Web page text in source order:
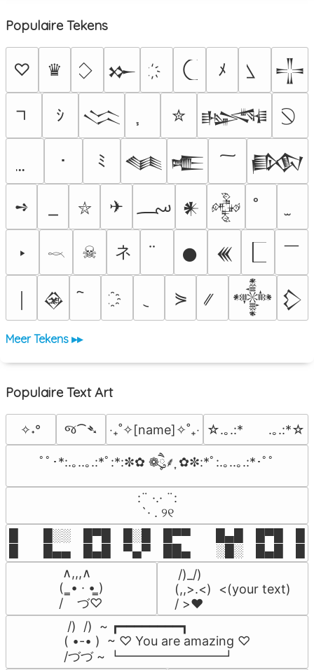
Populaire Tekens
♡ ♛ 𒁍 ﾒ 𒋲
ｼ 𒈱 ✮ 𒈙
･ ﾐ 𒈝 𒍫 𒁃
➺ ⛥ ✈ ؄ 𒀭 𒅒
‣ 𓎖 ☠ ネ 𒊹 𒌍 ￣
𒊲 ⋟ 𒀱 𒁷
Meer Tekens ▸▸
Populaire Text Art
✧˖° જ⁀➴ ‎‧₊˚✧[name]✧˚₊‧ ☆.｡.:*　　.｡.:*☆
ﾟﾟ･*:.｡..｡.:*ﾟ:*:✼✿ ❁ཻུ۪۪⸙͎ ✿✼:*ﾟ:.｡..｡.:*･ﾟﾟ
⠀:¨ ·.· ¨:⠀
⠀ `· . ୨୧⠀
█  █░░ █▀█ █░█ █▀▀  █▄█ █▀█
█  █▄▄ █▄█ ▀▄▀ ██▄  ░█░ █▄█
∧,,,∧
(  ̳• · • ̳)
/    づ♡
/)_/)
(,,>.<)  <(your text)
/ >❤️
/)  /)  ~ ┏━━━━━━━━┓
( •-• )  ~ ♡ You are amazing ♡
/づづ ~ ┗━━━━━━━━┛